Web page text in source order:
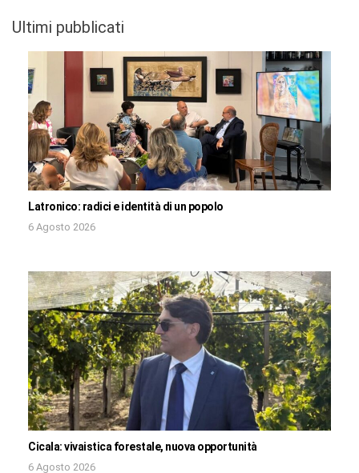
Ultimi pubblicati
Latronico: radici e identità di un popolo
6 Agosto 2026
Cicala: vivaistica forestale, nuova opportunità
6 Agosto 2026